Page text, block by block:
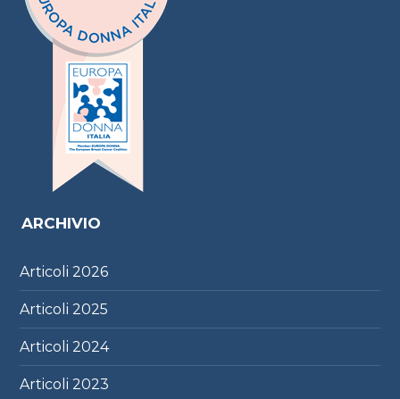
ARCHIVIO
Articoli2026
Articoli2025
Articoli2024
Articoli2023